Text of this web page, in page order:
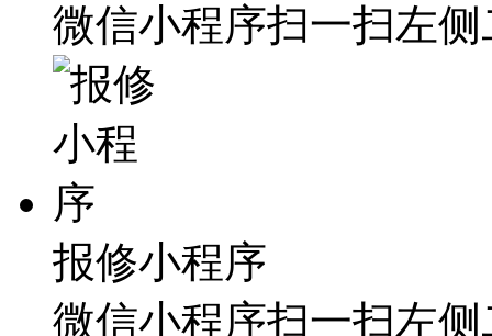
微信小程序扫一扫左
报修小程序
微信小程序扫一扫左